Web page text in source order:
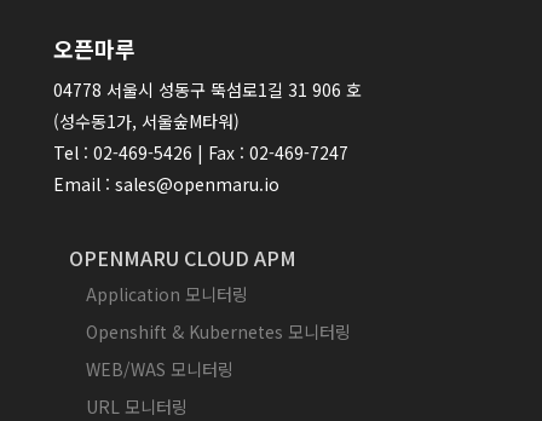
오픈마루
04778 서울시 성동구 뚝섬로1길 31 906 호
(성수동1가, 서울숲M타워)
Tel : 02-469-5426 | Fax : 02-469-7247
Email : sales@openmaru.io
OPENMARU CLOUD APM
Application 모니터링
Openshift & Kubernetes 모니터링
WEB/WAS 모니터링
URL 모니터링